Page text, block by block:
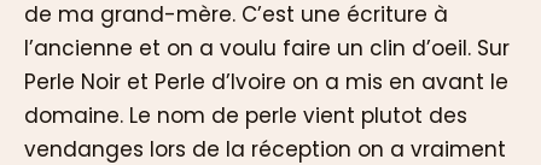
de ma grand-mère. C’est une écriture à
l’ancienne et on a voulu faire un clin d’oeil. Sur
Perle Noir et Perle d’Ivoire on a mis en avant le
domaine. Le nom de perle vient plutot des
vendanges lors de la réception on a vraiment